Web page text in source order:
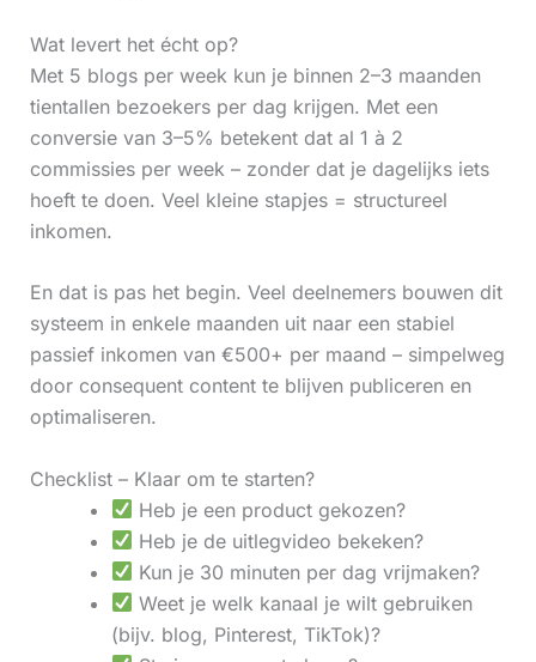
Wat levert het écht op?
Met 5 blogs per week kun je binnen 2–3 maanden
tientallen bezoekers per dag krijgen. Met een
conversie van 3–5% betekent dat al 1 à 2
commissies per week – zonder dat je dagelijks iets
hoeft te doen. Veel kleine stapjes = structureel
inkomen.
En dat is pas het begin. Veel deelnemers bouwen dit
systeem in enkele maanden uit naar een stabiel
passief inkomen van €500+ per maand – simpelweg
door consequent content te blijven publiceren en
optimaliseren.
Checklist – Klaar om te starten?
Heb je een product gekozen?
Heb je de uitlegvideo bekeken?
Kun je 30 minuten per dag vrijmaken?
Weet je welk kanaal je wilt gebruiken
(bijv. blog, Pinterest, TikTok)?